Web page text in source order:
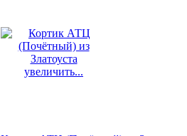
увеличить...